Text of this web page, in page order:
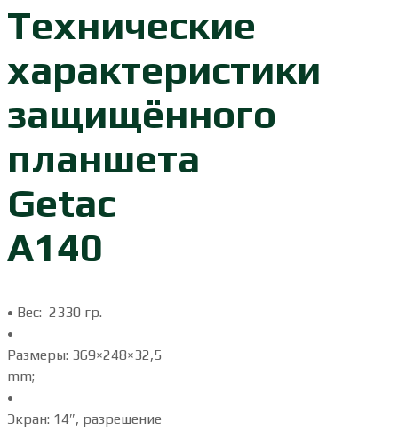
Технические
характеристики
защищённого
планшета
Getac
A140
• Вес: 2330 гр.
•
Размеры: 369×248×32,5
mm;
•
Экран: 14″, разрешение